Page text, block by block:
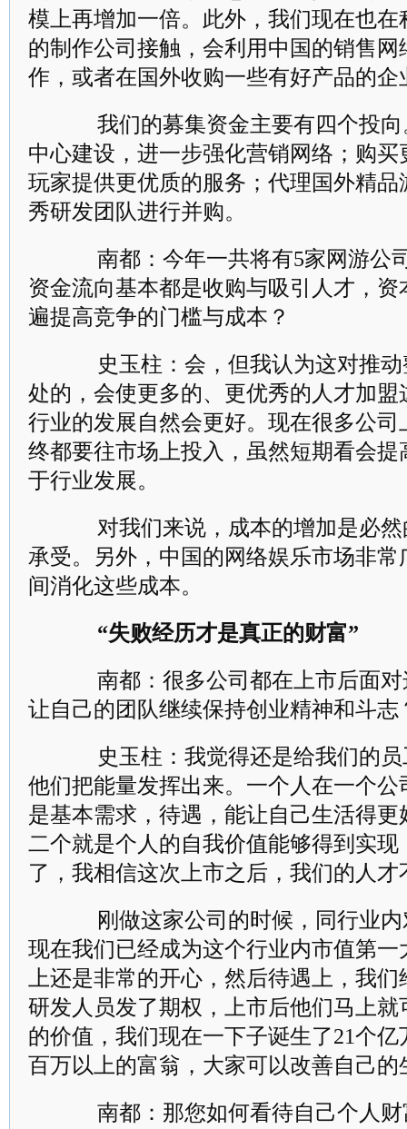
模上再增加一倍。此外，我们现在也
的制作公司接触，会利用中国的销售
作，或者在国外收购一些有好产品的企
我们的募集资金主要有四个投向
中心建设，进一步强化营销网络；购
玩家提供更优质的服务；代理国外精
秀研发团队进行并购。
南都：今年一共将有5家网游公
资金流向基本都是收购与吸引人才，
遍提高竞争的门槛与成本？
史玉柱：会，但我认为这对推动
处的，会使更多的、更优秀的人才加
行业的发展自然会更好。现在很多公
终都要往市场上投入，虽然短期看会
于行业发展。
对我们来说，成本的增加是必然
承受。另外，中国的网络娱乐市场非
间消化这些成本。
“失败经历才是真正的财富”
南都：很多公司都在上市后面对
让自己的团队继续保持创业精神和斗志
史玉柱：我觉得还是给我们的员
他们把能量发挥出来。一个人在一个
是基本需求，待遇，能让自己生活得
二个就是个人的自我价值能够得到实
了，我相信这次上市之后，我们的人才
刚做这家公司的时候，同行业内
现在我们已经成为这个行业内市值第
上还是非常的开心，然后待遇上，我
研发人员发了期权，上市后他们马上
的价值，我们现在一下子诞生了21个亿
百万以上的富翁，大家可以改善自己的
南都：那您如何看待自己个人财